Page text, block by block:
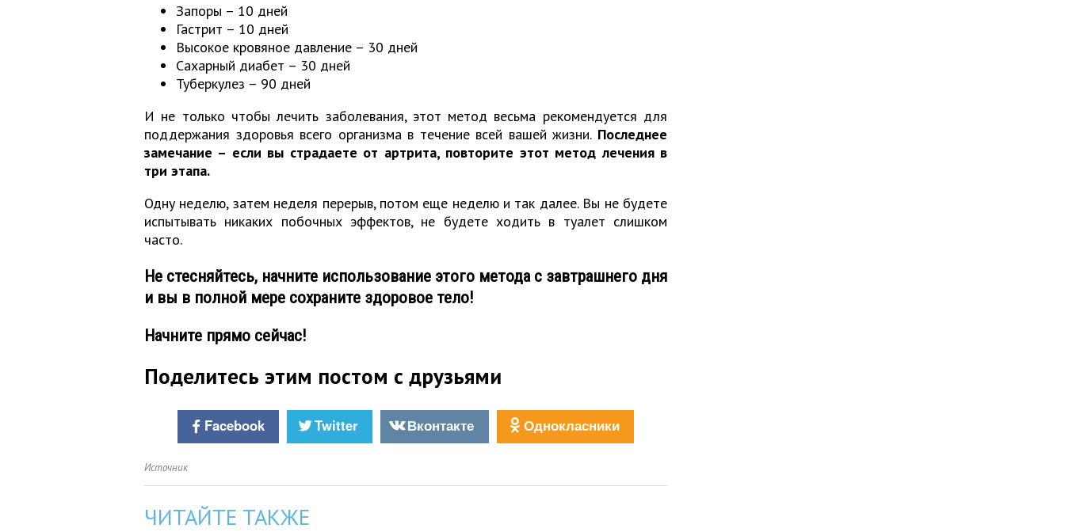
Запоры – 10 дней
Гастрит – 10 дней
Высокое кровяное давление – 30 дней
Сахарный диабет – 30 дней
Туберкулез – 90 дней
И не только чтобы лечить заболевания, этот метод весьма рекомендуется для
поддержания здоровья всего организма в течение всей вашей жизни. Последнее
замечание – если вы страдаете от артрита, повторите этот метод лечения в
три этапа.
Одну неделю, затем неделя перерыв, потом еще неделю и так далее. Вы не будете
испытывать никаких побочных эффектов, не будете ходить в туалет слишком
часто.
Не стесняйтесь, начните использование этого метода с завтрашнего дня
и вы в полной мере сохраните здоровое тело!
Начните прямо сейчас!
Поделитесь этим постом с друзьями
Facebook Twitter Вконтакте Однокласники
Источник
ЧИТАЙТЕ ТАКЖЕ